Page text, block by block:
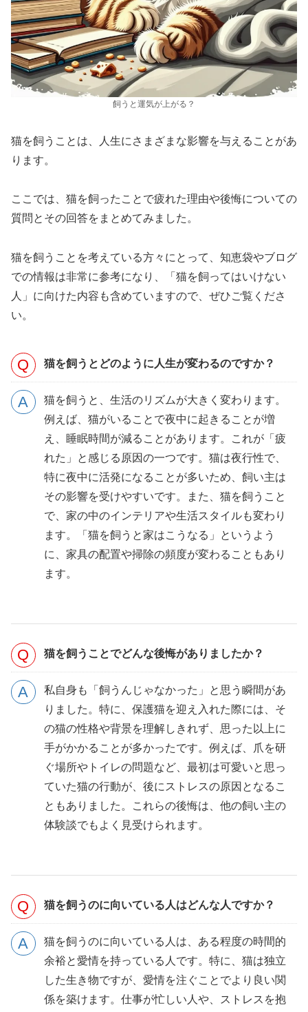
飼うと運気が上がる？
猫を飼うことは、人生にさまざまな影響を与えることがあ
ります。
ここでは、猫を飼ったことで疲れた理由や後悔についての
質問とその回答をまとめてみました。
猫を飼うことを考えている方々にとって、知恵袋やブログ
での情報は非常に参考になり、「猫を飼ってはいけない
人」に向けた内容も含めていますので、ぜひご覧くださ
い。
猫を飼うとどのように人生が変わるのですか？
猫を飼うと、生活のリズムが大きく変わります。
例えば、猫がいることで夜中に起きることが増
え、睡眠時間が減ることがあります。これが「疲
れた」と感じる原因の一つです。猫は夜行性で、
特に夜中に活発になることが多いため、飼い主は
その影響を受けやすいです。また、猫を飼うこと
で、家の中のインテリアや生活スタイルも変わり
ます。「猫を飼うと家はこうなる」というよう
に、家具の配置や掃除の頻度が変わることもあり
ます。
猫を飼うことでどんな後悔がありましたか？
私自身も「飼うんじゃなかった」と思う瞬間があ
りました。特に、保護猫を迎え入れた際には、そ
の猫の性格や背景を理解しきれず、思った以上に
手がかかることが多かったです。例えば、爪を研
ぐ場所やトイレの問題など、最初は可愛いと思っ
ていた猫の行動が、後にストレスの原因となるこ
ともありました。これらの後悔は、他の飼い主の
体験談でもよく見受けられます。
猫を飼うのに向いている人はどんな人ですか？
猫を飼うのに向いている人は、ある程度の時間的
余裕と愛情を持っている人です。特に、猫は独立
した生き物ですが、愛情を注ぐことでより良い関
係を築けます。仕事が忙しい人や、ストレスを抱